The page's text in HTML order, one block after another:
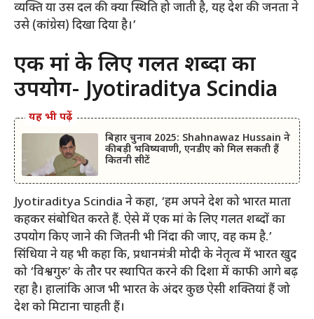
व्यक्ति या उस दल की क्या स्थिति हो जाती है, यह देश की जनता ने
उसे (कांग्रेस) दिखा दिया है।’
एक मां के लिए गलत शब्दों का
उपयोग- Jyotiraditya Scindia
यह भी पढ़ें
बिहार चुनाव 2025: Shahnawaz Hussain ने
की बड़ी भविष्यवाणी, एनडीए को मिल सकती हैं
कितनी सीटें
Jyotiraditya Scindia ने कहा, ‘हम अपने देश को भारत माता
कहकर संबोधित करते हैं. ऐसे में एक मां के लिए गलत शब्दों का
उपयोग किए जाने की जितनी भी निंदा की जाए, वह कम है.’
सिंधिया ने यह भी कहा कि, प्रधानमंत्री मोदी के नेतृत्व में भारत खुद
को ‘विश्वगुरु’ के तौर पर स्थापित करने की दिशा में काफी आगे बढ़
रहा है। हालांकि आज भी भारत के अंदर कुछ ऐसी शक्तियां हैं जो
देश को मिटाना चाहती हैं।